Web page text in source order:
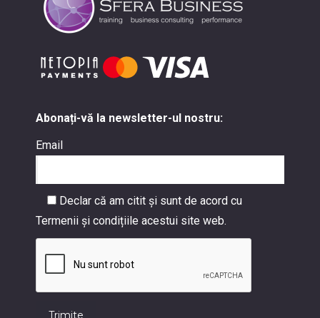
Abonați-vă la newsletter-ul nostru:
Email
Declar că am citit și sunt de acord cu
Termenii și condițiile acestui site web.